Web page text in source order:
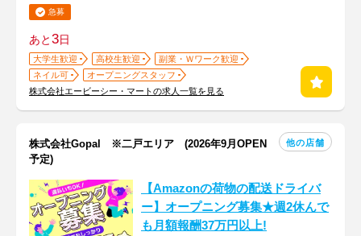
急募
あと3日
大学生歓迎 高校生歓迎
副業・Ｗワーク歓迎
ネイル可
オープニングスタッフ
株式会社エービーシー・マートの求人一覧を見る
株式会社Gopal ※二戸エリア (2026年9月OPEN
予定)
他の店舗
【Amazonの荷物の配送ドライバ
ー】オープニング募集★週2休んで
も月額報酬37万円以上!